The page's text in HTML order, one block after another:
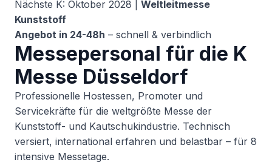
Nächste K: Oktober 2028 | Weltleitmesse
Kunststoff
Angebot in 24-48h – schnell & verbindlich
Messepersonal für die K
Messe Düsseldorf
Professionelle Hostessen, Promoter und
Servicekräfte für die weltgrößte Messe der
Kunststoff- und Kautschukindustrie. Technisch
versiert, international erfahren und belastbar – für 8
intensive Messetage.